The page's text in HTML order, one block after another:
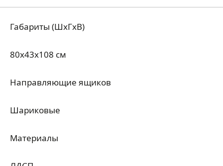
Габариты (ШхГхВ)
80x43x108 см
Направляющие ящиков
Шариковые
Материалы